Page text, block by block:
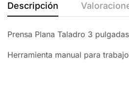
Descripción
Prensa Plana Taladro 3
Herramienta manual para